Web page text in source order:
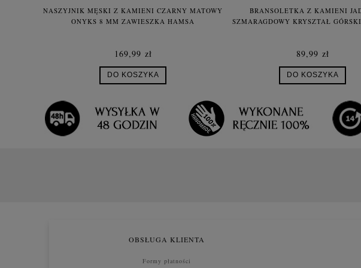
NASZYJNIK MĘSKI Z KAMIENI CZARNY MATOWY
ONYKS 8 MM ZAWIESZKA HAMSA
169,99 zł
DO KOSZYKA
BRANSOLETKA Z KAMIENI
SZMARAGDOWY KRYSZTAŁ
89,99 zł
DO KOSZYKA
OBSŁUGA KLIENTA
Formy płatności